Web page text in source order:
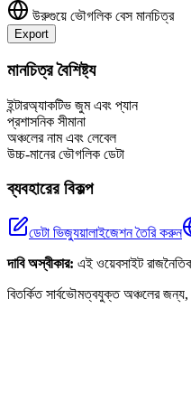
উরুগুয়ে ভৌগলিক বেস মানচিত্র
Export
+
মানচিত্র বৈশিষ্ট্য
ইন্টারঅ্যাকটিভ জুম এবং প্যান
প্রশাসনিক সীমানা
অঞ্চলের নাম এবং লেবেল
উচ্চ-মানের ভৌগলিক ডেটা
ব্যবহারের বিকল্প
ডেটা ভিজ্যুয়ালাইজেশন তৈরি করুন
দাবি অস্বীকার: এই ওয়েবসাইট
বিতর্কিত সার্বভৌমত্বযুক্ত অঞ্চলের জন্য,